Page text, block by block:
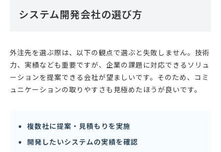
システム開発会社の選び方
外注先を選ぶ際は、以下の観点で選ぶと失敗しません。技術
力、実績なども重要ですが、企業の課題に対応できるソリュ
ーションを提案できる会社が望ましいです。そのため、コミ
ュニケーションの取りやすさも見極めたほうが良いです。
複数社に提案・見積もりを実施
開発したいシステムの実績を確認